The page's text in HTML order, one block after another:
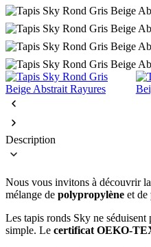
Description
Nous vous invitons à découvrir
mélange de polypropylène et de
Les tapis ronds Sky ne
simple. Le certificat OEKO-